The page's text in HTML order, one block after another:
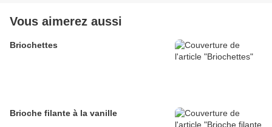
Vous aimerez aussi
Briochettes
Brioche filante à la vanille